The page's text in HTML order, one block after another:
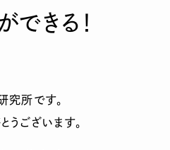
できる！
究所です。
うございます。